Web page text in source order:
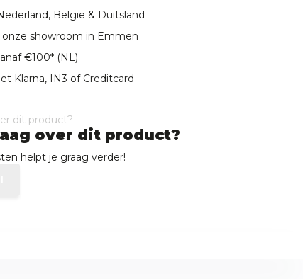
België & Duitsland
onze showroom in Emmen
€100* (NL)
Klarna, IN3 of Creditcard
over dit product?
helpt je graag verder!